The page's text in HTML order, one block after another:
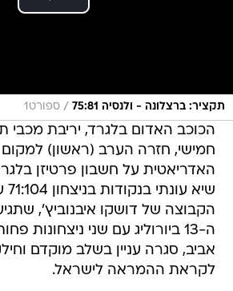
תקציר: ברצלונה - ולנסיה 75:81 / ספורט1
הכוכב האדום בלגרד, יריבת מכבי
חמישי, חזרה הערב (ראשון) למקום
האדריאטית על חשבון פרטיזן
הקבוצה של דושקו איבנוביץ',
ה-13 ביורוליג עם שני ניצחונות
אביב, סגרה עניין בשלב מוקדם
לקראת ההמראה לישראל.